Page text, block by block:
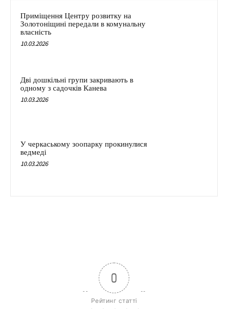
Приміщення Центру розвитку на
Золотоніщині передали в комунальну
власність
10.03.2026
Дві дошкільні групи закривають в
одному з садочків Канева
10.03.2026
У черкаському зоопарку прокинулися
ведмеді
10.03.2026
0
Рейтинг статті